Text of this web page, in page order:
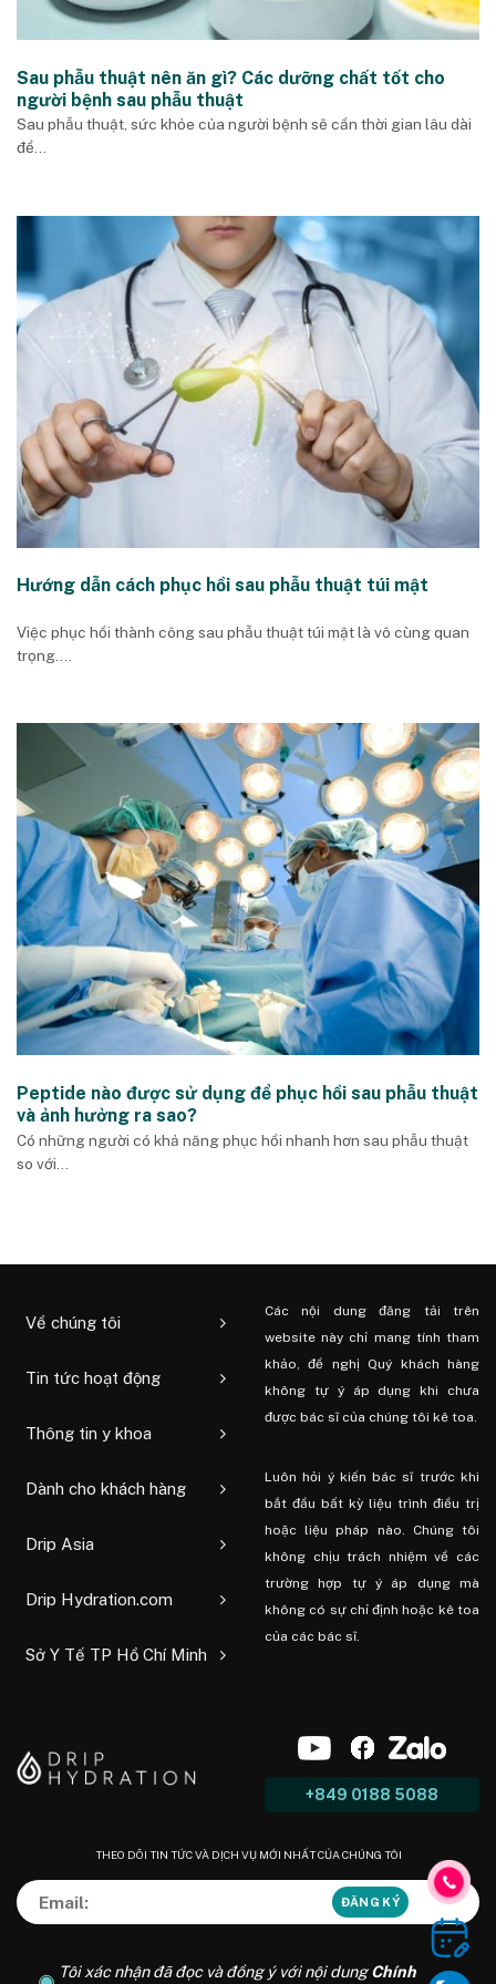
Sau phẫu thuật nên ăn gì? Các dưỡng chất tốt cho
người bệnh sau phẫu thuật
Sau phẫu thuật, sức khỏe của người bệnh sẽ cần thời gian lâu dài
để...
Hướng dẫn cách phục hồi sau phẫu thuật túi mật
Việc phục hồi thành công sau phẫu thuật túi mật là vô cùng quan
trọng....
Peptide nào được sử dụng để phục hồi sau phẫu thuật
và ảnh hưởng ra sao?
Có những người có khả năng phục hồi nhanh hơn sau phẫu thuật
so với...
Về chúng tôi
Tin tức hoạt động
Thông tin y khoa
Dành cho khách hàng
Drip Asia
Drip Hydration.com
Sở Y Tế TP Hồ Chí Minh
Các nội dung đăng tải trên
website này chỉ mang tính tham
khảo, đề nghị Quý khách hàng
không tự ý áp dụng khi chưa
được bác sĩ của chúng tôi kê toa.
Luôn hỏi ý kiến ​​bác sĩ trước khi
bắt đầu bất kỳ liệu trình điều trị
hoặc liệu pháp nào. Chúng tôi
không chịu trách nhiệm về các
trường hợp tự ý áp dụng mà
không có sự chỉ định hoặc kê toa
của các bác sĩ.
+849 0188 5088
THEO DÕI TIN TỨC VÀ DỊCH VỤ MỚI NHẤT CỦA CHÚNG TÔI
Tôi xác nhận đã đọc và đồng ý với nội dungChính